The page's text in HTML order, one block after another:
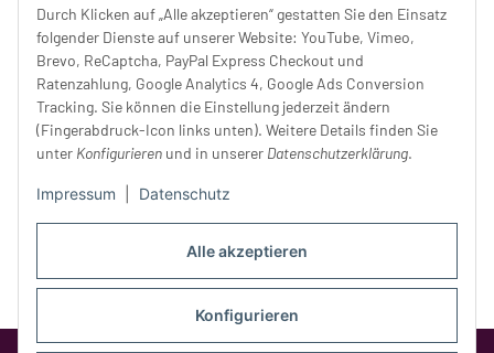
Alle akzeptieren
Konfigurieren
Durch Klicken auf „Alle akzeptieren“ gestatten Sie den Einsatz
folgender Dienste auf unserer Website: YouTube, Vimeo,
Brevo, ReCaptcha, PayPal Express Checkout und
Ratenzahlung, Google Analytics 4, Google Ads Conversion
Tracking. Sie können die Einstellung jederzeit ändern
(Fingerabdruck-Icon links unten). Weitere Details finden Sie
unter Konfigurieren und in unserer Datenschutzerklärung.
Impressum Datenschutz
Samstag:
10 - 14 Uhr
Unser Service
Rechtliches